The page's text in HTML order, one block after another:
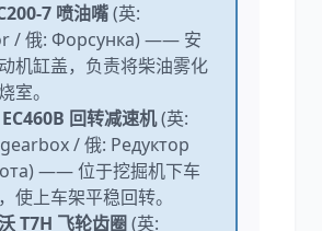
7 喷油嘴(英:
/ 俄: Форсунка) —— 安
机缸盖，负责将柴油雾化
室。
回转减速机(英:
/ 俄: Редуктор
—— 位于挖掘机下车
使上车架平稳回转。
T7H 飞轮齿圈 (英: